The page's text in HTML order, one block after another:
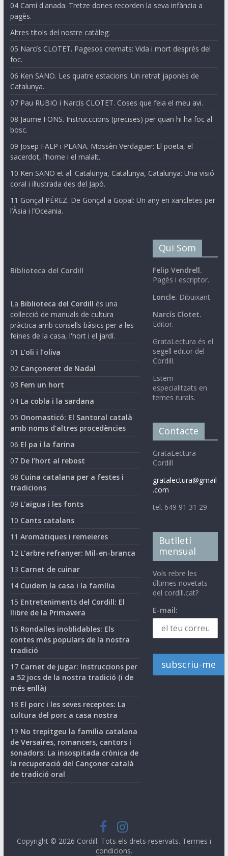
04 Camí d'anada: Tretze dones recorden la seva infància a
pagès.
Altres títols del nostre catàleg:
05 Narcís CLOTET. Pagesos cremats: Vida i mort després del
foc.
06 Ken SANO. Les quatre estacions: Un retrat japonès de
Catalunya.
07 Pau RUBIO i Narcís CLOTET. Coses que feia el meu avi.
08 Jaume FONS. Instrucccions (precises) per quan hi ha foc al
bosc.
09 Josep FALP i PLANA. Mossèn Verdaguer: El poeta, el
sacerdot, l’home i el malalt.
10 Ken SANO et al. Catalunya, Catalunya, Catalunya: Una visió
coral i il·lustrada des del Japó.
11 Gonçal PÉREZ. De Gonçal a Gopal: Un any en xancletes per
l’Àsia i l’Oceania.
Biblioteca del Cordill
La Biblioteca del Cordill és una
col·lecció de manuals de cultura
pràctica amb consells bàsics per a les
feines de la casa, l'hort i el jardí.
01 L’oli i l’oliva
02 Cançoneret de Nadal
03 Fem un hort
04 La cobla i la sardana
05 Onomasticó: El Santoral català
amb noms d'altres procedències
06 El pa i la farina
07 De l’hort al rebost
08 Cuina catalana per a festes i
tradicions
09 L'aigua i les fonts
10 Cants catalans
11 Aromàtiques i remeieres
12 L'arbre refranyer: Mil-en-branca
13 Carnet de cuinar
14 Cuidem la casa i la família
15 Entreteniments del Cordill: El
llibre de la Primavera
16 Rondalles inoblidables: Els
contes més populars de la nostra
tradició
17 Carnet de jugar: Instruccions per
a 52 jocs de la nostra tradició (i de
més enllà)
18 El porc i les seves receptes: La
cultura del porc a casa nostra
19 No trepitgeu la família catalana
de Versaires, romancers, cantors i
sonadors: La insospitada crònica de
la recuperació del Cançoner català
de tradició oral
Qui Som
Felip Vendrell.
Pagès i escriptor.
Loncle. Dibuixant.
Narcís Clotet.
Editor.
GrataLectura és el
segell editor del
Cordill.
Estem
especialitzats en
temes rurals.
Contacte
GrataLectura -
Cordill
gratalectura@gmail
.com
tel. 649 91 31 29
Butlletí
mensual
Vols rebre les
últimes novetats
del cordill.cat?
E-mail:
Copyright © 2026 Cordill. Tots els drets reservats. Termes i
condicions.